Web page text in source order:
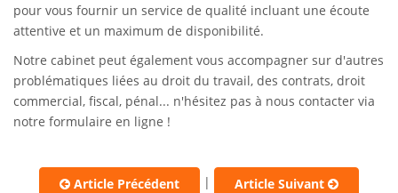
pour vous fournir un service de qualité incluant une écoute
attentive et un maximum de disponibilité.
Notre cabinet peut également vous accompagner sur d'autres
problématiques liées au droit du travail, des contrats, droit
commercial, fiscal, pénal... n'hésitez pas à nous contacter via
notre formulaire en ligne !
Article Précédent | Article Suivant